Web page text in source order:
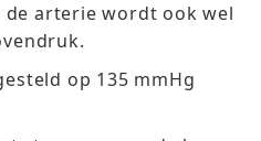
arterie wordt ook wel
op 135 mmHg